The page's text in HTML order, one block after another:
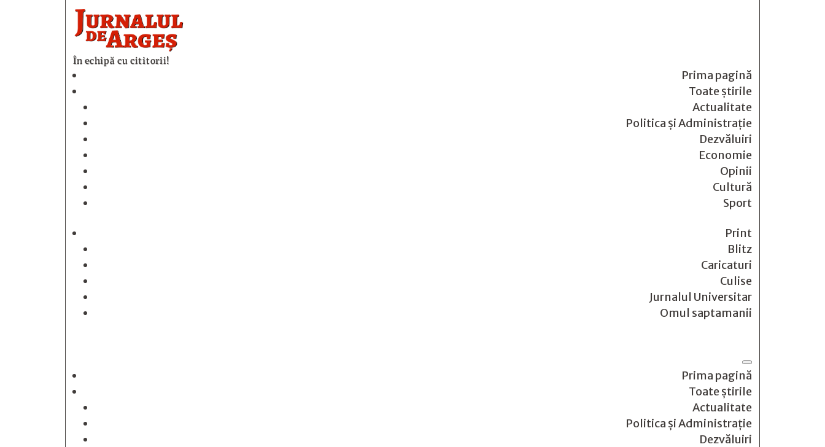
În echipă cu cititorii!
Prima pagină
Toate știrile
Actualitate
Politica și Administrație
Dezvăluiri
Economie
Opinii
Cultură
Sport
Print
Blitz
Caricaturi
Culise
Jurnalul Universitar
Omul saptamanii
Prima pagină
Toate știrile
Actualitate
Politica și Administrație
Dezvăluiri